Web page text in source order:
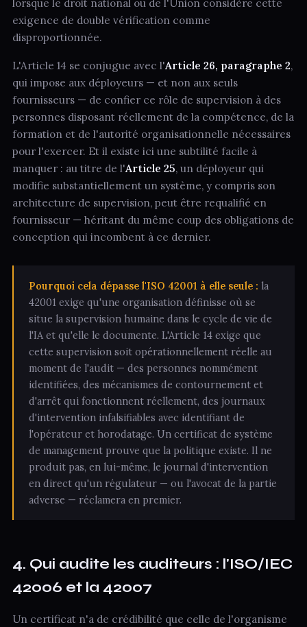
lorsque le droit national ou de l'Union considère cette
exigence de double vérification comme
disproportionnée.
L'Article 14 se conjugue avec l'Article 26, paragraphe 2,
qui impose aux déployeurs — et non aux seuls
fournisseurs — de confier ce rôle de supervision à des
personnes disposant réellement de la compétence, de la
formation et de l'autorité organisationnelle nécessaires
pour l'exercer. Et il existe ici une subtilité facile à
manquer : au titre de l'Article 25, un déployeur qui
modifie substantiellement un système, y compris son
architecture de supervision, peut être requalifié en
fournisseur — héritant du même coup des obligations de
conception qui incombent à ce dernier.
Pourquoi cela dépasse l'ISO 42001 à elle seule : la
42001 exige qu'une organisation définisse où se
situe la supervision humaine dans le cycle de vie de
l'IA et qu'elle le documente. L'Article 14 exige que
cette supervision soit opérationnellement réelle au
moment de l'audit — des personnes nommément
identifiées, des mécanismes de contournement et
d'arrêt qui fonctionnent réellement, des journaux
d'intervention infalsifiables avec identifiant de
l'opérateur et horodatage. Un certificat de système
de management prouve que la politique existe. Il ne
produit pas, en lui-même, le journal d'intervention
en direct qu'un régulateur — ou l'avocat de la partie
adverse — réclamera en premier.
4. Qui audite les auditeurs : l'ISO/IEC
42006 et la 42007
Un certificat n'a de crédibilité que celle de l'organisme